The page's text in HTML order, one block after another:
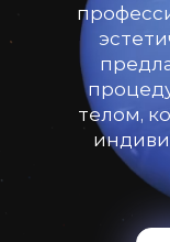
телом,